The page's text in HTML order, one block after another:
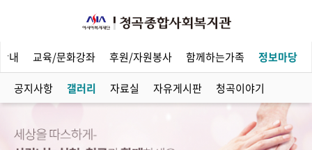
내 교육/문화강좌 후원/자원봉사 함께하는가족 정보마당
공지사항 갤러리 자료실 자유게시판 청곡이야기